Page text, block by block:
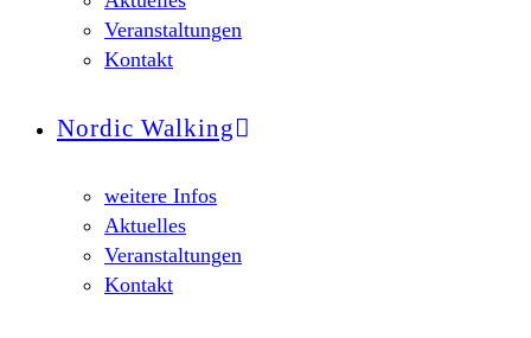
Veranstaltungen
Kontakt
Nordic Walking
weitere Infos
Aktuelles
Veranstaltungen
Kontakt